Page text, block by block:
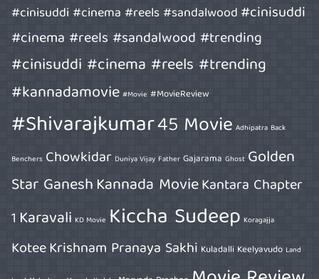
#cinisuddi #cinema #reels #sandalwood#cinisuddi
#cinema #reels #sandalwood #trending
#cinisuddi #cinema #reels #trending
#kannadamovie #Movie #MovieReview
#Shivarajkumar45 Movie Adhipatra Back
Benchers Chowkidar Duniya Vijay Father Gajarama Ghost Golden
Star GaneshKannada MovieKantara Chapter
1 Karavali KD Movie Kiccha Sudeep Koragajja
KoteeKrishnam Pranaya Sakhi Kuladalli Keelyavudo Land